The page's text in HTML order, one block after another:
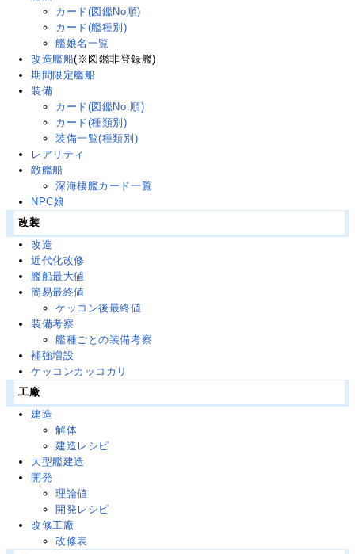
カード(図鑑No順)
カード(艦種別)
艦娘名一覧
改造艦船(※図鑑非登録艦)
期間限定艦船
装備
カード(図鑑No.順)
カード(種類別)
装備一覧(種類別)
レアリティ
敵艦船
深海棲艦カード一覧
NPC娘
改装
改造
近代化改修
艦船最大値
簡易最終値
ケッコン後最終値
装備考察
艦種ごとの装備考察
補強増設
ケッコンカッコカリ
工廠
建造
解体
建造レシピ
大型艦建造
開発
理論値
開発レシピ
改修工廠
改修表